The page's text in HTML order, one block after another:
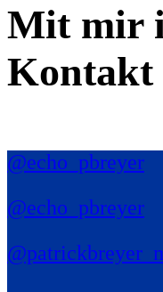
Mit mir
Kontakt
@echo_pbreyer
@echo_pbreyer